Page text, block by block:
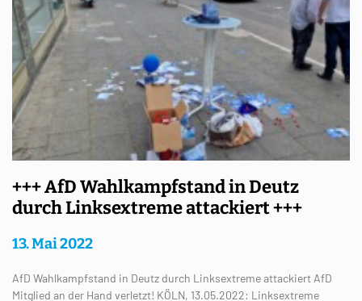
+++ AfD Wahlkampfstand in Deutz
durch Linksextreme attackiert +++
13. Mai 2022
AfD Wahlkampfstand in Deutz durch Linksextreme attackiert AfD
Mitglied an der Hand verletzt! KÖLN, 13.05.2022: Linksextreme